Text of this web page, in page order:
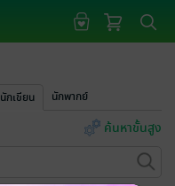
นักเขียน นักพากย์
ค้นหาขั้นสูง